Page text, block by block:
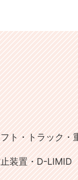
ト・トラック・
装置・D-